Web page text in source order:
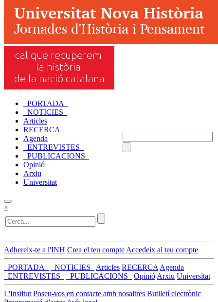
_PORTADA_
_NOTICIES_
Articles
RECERCA
Agenda
_ENTREVISTES_
_PUBLICACIONS_
Opinió
Arxiu
Universitat
×
Adhereix-te a l'INH Crea el teu compte Accedeix al teu compte
_PORTADA_ _NOTICIES_ Articles RECERCA Agenda
_ENTREVISTES_
_PUBLICACIONS_ Opinió Arxiu Universitat
L'Institut Poseu-vos en contacte amb nosaltres Butlletí electrònic